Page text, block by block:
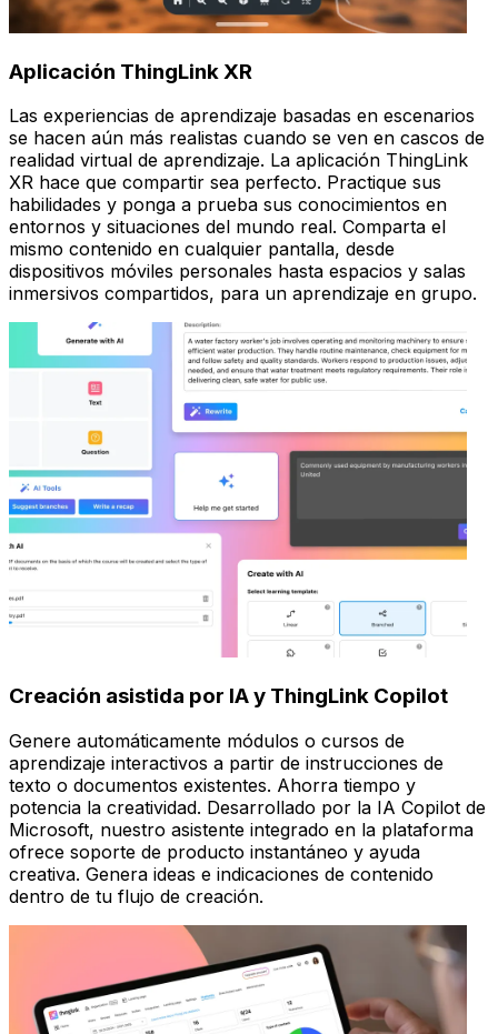
Aplicación ThingLink XR
Las experiencias de aprendizaje basadas en escenarios
se hacen aún más realistas cuando se ven en cascos de
realidad virtual de aprendizaje. La aplicación ThingLink
XR hace que compartir sea perfecto. Practique sus
habilidades y ponga a prueba sus conocimientos en
entornos y situaciones del mundo real. Comparta el
mismo contenido en cualquier pantalla, desde
dispositivos móviles personales hasta espacios y salas
inmersivos compartidos, para un aprendizaje en grupo.
Creación asistida por IA y ThingLink Copilot
Genere automáticamente módulos o cursos de
aprendizaje interactivos a partir de instrucciones de
texto o documentos existentes. Ahorra tiempo y
potencia la creatividad. Desarrollado por la IA Copilot de
Microsoft, nuestro asistente integrado en la plataforma
ofrece soporte de producto instantáneo y ayuda
creativa. Genera ideas e indicaciones de contenido
dentro de tu flujo de creación.